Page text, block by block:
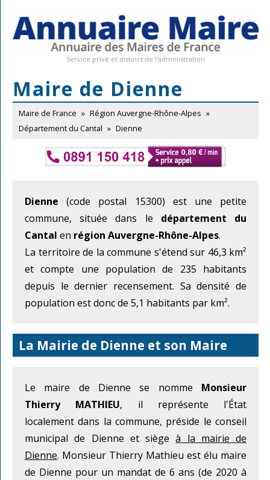
Service privé et distinct de l'administration
Maire de Dienne
Maire de France » Région Auvergne-Rhône-Alpes »
Département du Cantal » Dienne
Dienne (code postal 15300) est une petite
commune, située dans le département du
Cantal en région Auvergne-Rhône-Alpes.
La territoire de la commune s'étend sur 46,3 km²
et compte une population de 235 habitants
depuis le dernier recensement. Sa densité de
population est donc de 5,1 habitants par km².
La Mairie de Dienne et son Maire
Le maire de Dienne se nomme Monsieur
Thierry MATHIEU, il représente l'État
localement dans la commune, préside le conseil
municipal de Dienne et siègeà la mairie de
Dienne. Monsieur Thierry Mathieu est élu maire
de Dienne pour un mandat de 6 ans (de 2020 à